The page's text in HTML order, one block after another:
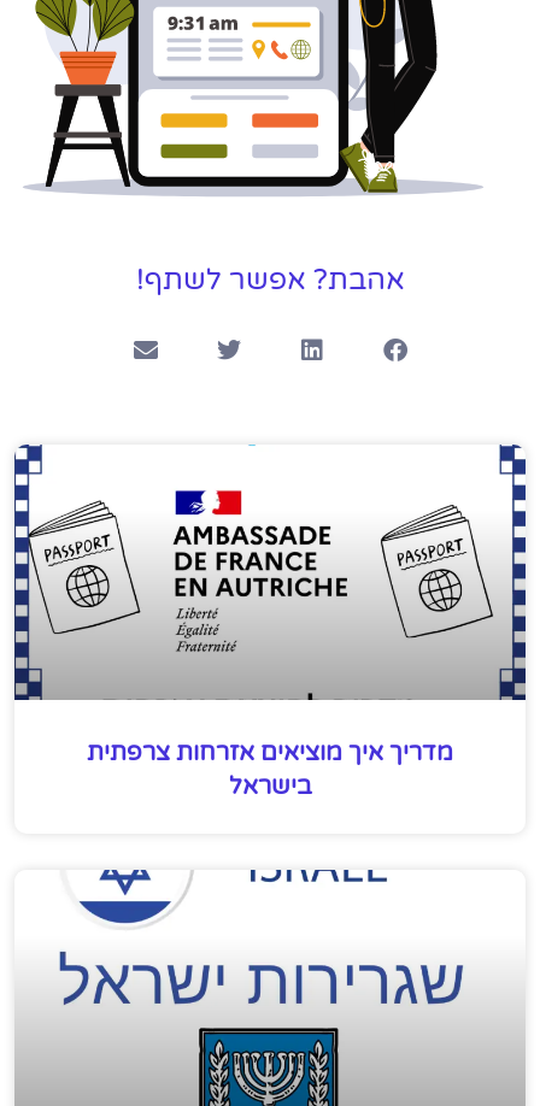
אהבת? אפשר לשתף!
מדריך איך מוציאים אזרחות צרפתית
בישראל